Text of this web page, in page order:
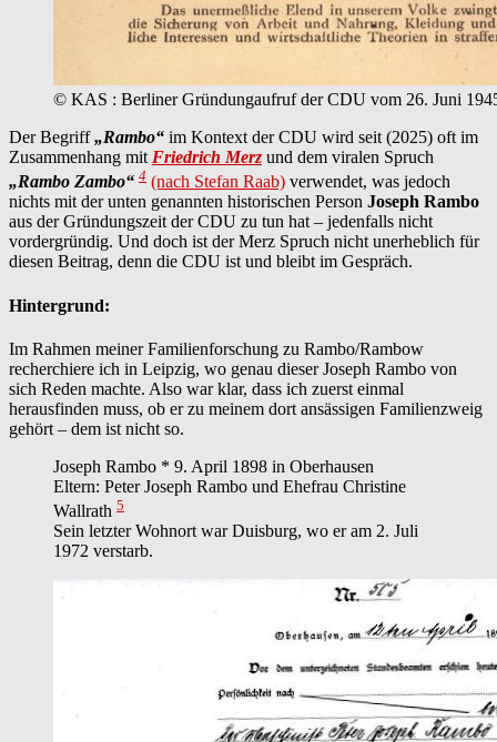
© KAS : Berliner Gründungaufruf der CDU vom 26. Juni
Der Begriff„Rambo“ im Kontext der CDU wird seit (2025) oft im
Zusammenhang mit Friedrich Merz und dem viralen Spruch
„Rambo Zambo“ 4 (nach Stefan Raab) verwendet, was jedoch
nichts mit der unten genannten historischen Person Joseph Rambo
aus der Gründungszeit der CDU zu tun hat – jedenfalls nicht
vordergründig. Und doch ist der Merz Spruch nicht unerheblich für
diesen Beitrag, denn die CDU ist und bleibt im Gespräch.
Hintergrund:
Im Rahmen meiner Familienforschung zu Rambo/Rambow
recherchiere ich in Leipzig, wo genau dieser Joseph Rambo von
sich Reden machte. Also war klar, dass ich zuerst einmal
herausfinden muss, ob er zu meinem dort ansässigen Familienzweig
gehört – dem ist nicht so.
Joseph Rambo * 9. April 1898 in Oberhausen
Eltern: Peter Joseph Rambo und Ehefrau Christine
Wallrath 5
Sein letzter Wohnort war Duisburg, wo er am 2. Juli
1972 verstarb.